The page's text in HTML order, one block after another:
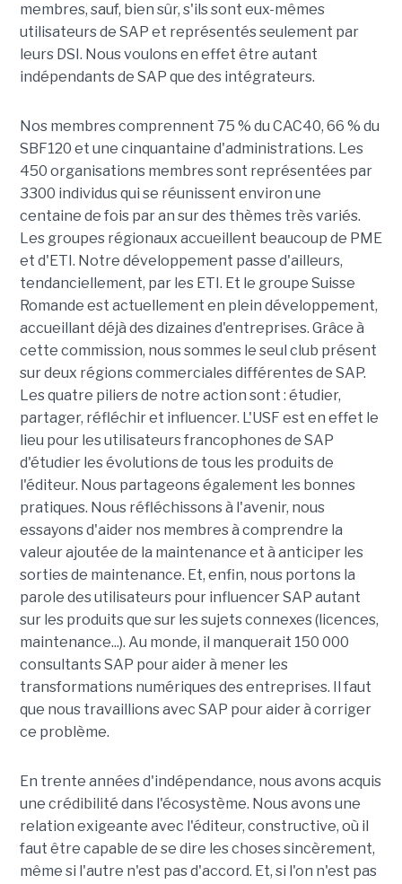
membres, sauf, bien sûr, s'ils sont eux-mêmes
utilisateurs de SAP et représentés seulement par
leurs DSI. Nous voulons en effet être autant
indépendants de SAP que des intégrateurs.
Nos membres comprennent 75 % du CAC40, 66 % du
SBF120 et une cinquantaine d'administrations. Les
450 organisations membres sont représentées par
3300 individus qui se réunissent environ une
centaine de fois par an sur des thèmes très variés.
Les groupes régionaux accueillent beaucoup de PME
et d'ETI. Notre développement passe d'ailleurs,
tendanciellement, par les ETI. Et le groupe Suisse
Romande est actuellement en plein développement,
accueillant déjà des dizaines d'entreprises. Grâce à
cette commission, nous sommes le seul club présent
sur deux régions commerciales différentes de SAP.
Les quatre piliers de notre action sont : étudier,
partager, réfléchir et influencer. L'USF est en effet le
lieu pour les utilisateurs francophones de SAP
d'étudier les évolutions de tous les produits de
l'éditeur. Nous partageons également les bonnes
pratiques. Nous réfléchissons à l'avenir, nous
essayons d'aider nos membres à comprendre la
valeur ajoutée de la maintenance et à anticiper les
sorties de maintenance. Et, enfin, nous portons la
parole des utilisateurs pour influencer SAP autant
sur les produits que sur les sujets connexes (licences,
maintenance...). Au monde, il manquerait 150 000
consultants SAP pour aider à mener les
transformations numériques des entreprises. Il faut
que nous travaillions avec SAP pour aider à corriger
ce problème.
En trente années d'indépendance, nous avons acquis
une crédibilité dans l'écosystème. Nous avons une
relation exigeante avec l'éditeur, constructive, où il
faut être capable de se dire les choses sincèrement,
même si l'autre n'est pas d'accord. Et, si l'on n'est pas